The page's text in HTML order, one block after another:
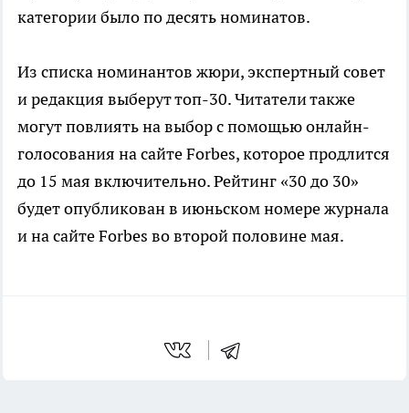
категории было по десять номинатов.
Из списка номинантов жюри, экспертный совет
и редакция выберут топ-30. Читатели также
могут повлиять на выбор с помощью онлайн-
голосования на сайте Forbes, которое продлится
до 15 мая включительно. Рейтинг «30 до 30»
будет опубликован в июньском номере журнала
и на сайте Forbes во второй половине мая.